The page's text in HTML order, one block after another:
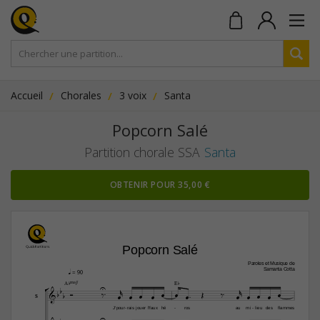
Accueil Chorales 3 voix Santa
Popcorn Salé
Partition chorale SSA Santa
OBTENIR POUR 35,00 €

Paroles et Musique de
Samanta Cotta
Popcorn Salé
A¨Œ„Š7
J'pour rais
- jouer l'faux hé
E¨
ros
- au mi lieu
- des flammes
q = 90

S 
               